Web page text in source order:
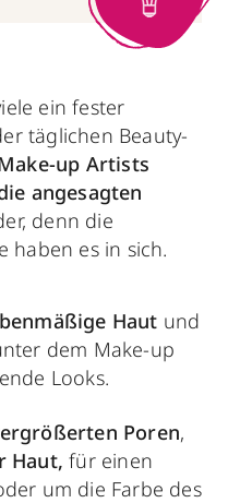
ein fester
täglichen Beauty-
up Artists
angesagten
denn die
haben es in sich.
Haut und
dem Make-up
Looks.
Poren,
Haut, für einen
um die Farbe des